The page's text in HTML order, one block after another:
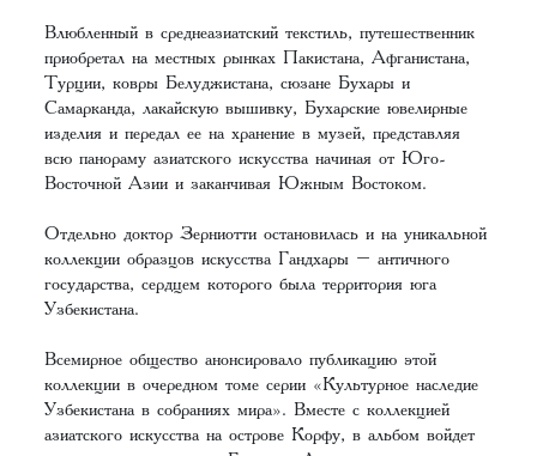
Влюбленный в среднеазиатский текстиль, путешественник
приобретал на местных рынках Пакистана, Афганистана,
Турции, ковры Белуджистана, сюзане Бухары и
Самарканда, лакайскую вышивку, Бухарские ювелирные
изделия и передал ее на хранение в музей, представляя
всю панораму азиатского искусства начиная от Юго-
Восточной Азии и заканчивая Южным Востоком.
Отдельно доктор Зерниотти остановилась и на уникальной
коллекции образцов искусства Гандхары – античного
государства, сердцем которого была территория юга
Узбекистана.
Всемирное общество анонсировало публикацию этой
коллекции в очередном томе серии «Культурное наследие
Узбекистана в собраниях мира». Вместе с коллекцией
азиатского искусства на острове Корфу, в альбом войдет